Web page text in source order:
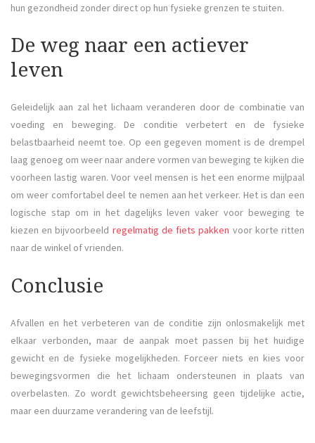
hun gezondheid zonder direct op hun fysieke grenzen te stuiten.
De weg naar een actiever
leven
Geleidelijk aan zal het lichaam veranderen door de combinatie van
voeding en beweging. De conditie verbetert en de fysieke
belastbaarheid neemt toe. Op een gegeven moment is de drempel
laag genoeg om weer naar andere vormen van beweging te kijken die
voorheen lastig waren. Voor veel mensen is het een enorme mijlpaal
om weer comfortabel deel te nemen aan het verkeer. Het is dan een
logische stap om in het dagelijks leven vaker voor beweging te
kiezen en bijvoorbeeld regelmatig de fiets pakken voor korte ritten
naar de winkel of vrienden.
Conclusie
Afvallen en het verbeteren van de conditie zijn onlosmakelijk met
elkaar verbonden, maar de aanpak moet passen bij het huidige
gewicht en de fysieke mogelijkheden. Forceer niets en kies voor
bewegingsvormen die het lichaam ondersteunen in plaats van
overbelasten. Zo wordt gewichtsbeheersing geen tijdelijke actie,
maar een duurzame verandering van de leefstijl.